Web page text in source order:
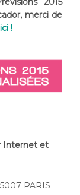
merci de
!
Internet et
PARIS